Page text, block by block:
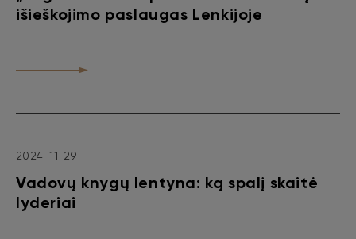
išieškojimo paslaugas Lenkijoje
2024-11-29
Vadovų knygų lentyna: ką spalį skaitė
lyderiai